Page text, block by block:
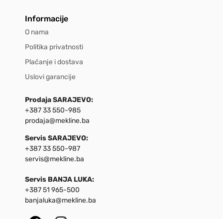
Informacije
O nama
Politika privatnosti
Plaćanje i dostava
Uslovi garancije
Prodaja SARAJEVO:
+387 33 550-985
prodaja@mekline.ba
Servis SARAJEVO:
+387 33 550-987
servis@mekline.ba
Servis BANJA LUKA:
+387 51 965-500
banjaluka@mekline.ba